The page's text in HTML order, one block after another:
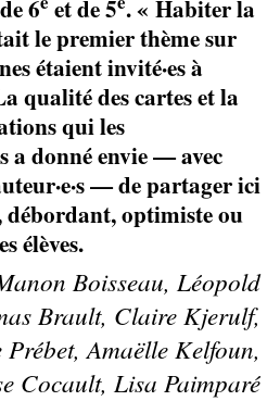
6 et de 5 . «Habiter la
le premier thème sur
étaient invité·es à
qualité des cartes et la
qui les
a donné envie — avec
·e·s — de partager ici
optimiste ou
élèves.
Boisseau, Léopold
Brault, Claire Kjerulf,
Amaëlle Kelfoun,
Cocault, Lisa Paimparé